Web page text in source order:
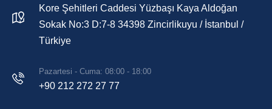
Kore Şehitleri Caddesi Yüzbaşı Kaya Aldoğan
Sokak No:3 D:7-8 34398 Zincirlikuyu / İstanbul /
Türkiye
Pazartesi - Cuma: 08:00 - 18:00
+90 212 272 27 77